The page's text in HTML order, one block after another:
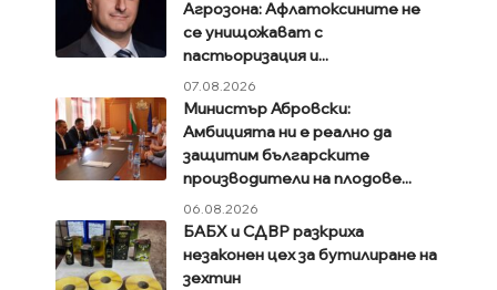
Агрозона: Афлатоксините не
се унищожават с
пастьоризация и...
07.08.2026
Министър Абровски:
Амбицията ни е реално да
защитим българските
производители на плодове...
06.08.2026
БАБХ и СДВР разкриха
незаконен цех за бутилиране на
зехтин